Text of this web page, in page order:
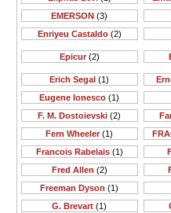
EMERSON (3)
Enriyeu Castaldo(2)
Epicur(2)
Erich Segal (1)
Eugene Ionesco (1)
F. M. Dostoievski (2)
Fern Wheeler (1)
Francois Rabelais(1)
Fred Allen (2)
Freeman Dyson (1)
G. Brevart (1)